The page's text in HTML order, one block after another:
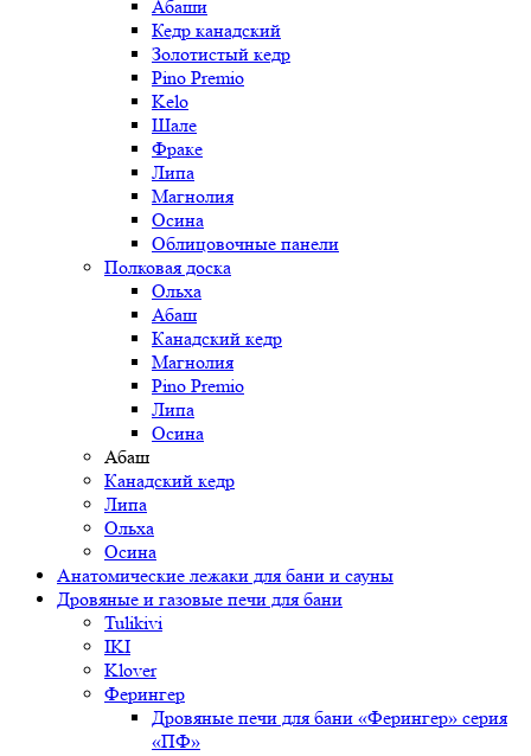
Абаши
Кедр канадский
Золотистый кедр
Pino Premio
Kelo
Шале
Фраке
Липа
Магнолия
Осина
Облицовочные панели
Полковая доска
Ольха
Абаш
Канадский кедр
Магнолия
Pino Premio
Липа
Осина
Абаш
Канадский кедр
Липа
Ольха
Осина
Анатомические лежаки для бани и сауны
Дровяные и газовые печи для бани
Tulikivi
IKI
Klover
Ферингер
Дровяные печи для бани «Ферингер» серия
«ПФ»